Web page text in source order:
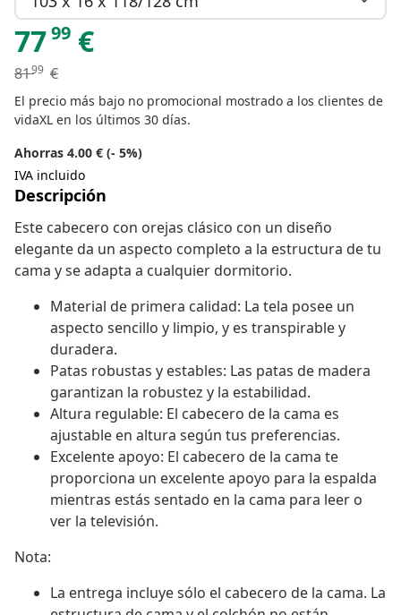
7799 €
8199 €
El precio más bajo no promocional mostrado a los clientes de
vidaXL en los últimos 30 días.
Ahorras 4.00 € (- 5%)
IVA incluido
Descripción
Este cabecero con orejas clásico con un diseño
elegante da un aspecto completo a la estructura de tu
cama y se adapta a cualquier dormitorio.
Material de primera calidad: La tela posee un
aspecto sencillo y limpio, y es transpirable y
duradera.
Patas robustas y estables: Las patas de madera
garantizan la robustez y la estabilidad.
Altura regulable: El cabecero de la cama es
ajustable en altura según tus preferencias.
Excelente apoyo: El cabecero de la cama te
proporciona un excelente apoyo para la espalda
mientras estás sentado en la cama para leer o
ver la televisión.
Nota:
La entrega incluye sólo el cabecero de la cama. La